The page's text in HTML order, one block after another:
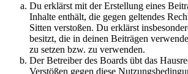
Du erklärst mit der Erstellung eines
Inhalte enthält, die gegen geltendes
Sitten verstoßen. Du erklärst
besitzt, die in deinen Beiträgen
zu setzen bzw. zu verwenden.
Der Betreiber des Boards übt das
Verstößen gegen diese